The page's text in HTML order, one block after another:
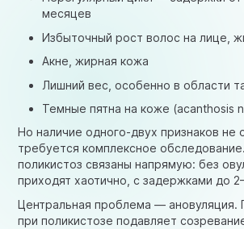
месяцев
Избыточный рост волос на лице,
Акне , жирная кожа
Лишний вес, особенно в области
Темные пятна на коже (acanthosis
Но наличие одного-двух признаков не
требуется комплексное
поликистоз связаны напрямую: без
приходят хаотично, с задержками до
Центральная проблема —
при поликистозе подавляет